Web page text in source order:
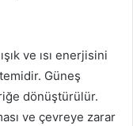
ve ısı enerjisini
Güneş
dönüştürülür.
ve çevreye zarar